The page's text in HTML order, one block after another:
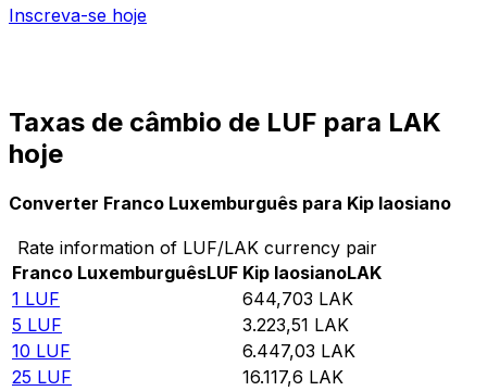
Inscreva-se hoje
Taxas de câmbio de LUF para LAK
hoje
Converter Franco Luxemburguês para Kip laosiano
Rate information of LUF/LAK currency pair
Franco LuxemburguêsLUF Kip laosianoLAK
1 LUF 644,703 LAK
5 LUF 3.223,51 LAK
10 LUF 6.447,03 LAK
25 LUF 16.117,6 LAK